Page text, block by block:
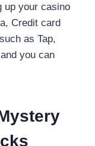
up your casino
Credit card
as Tap,
you can